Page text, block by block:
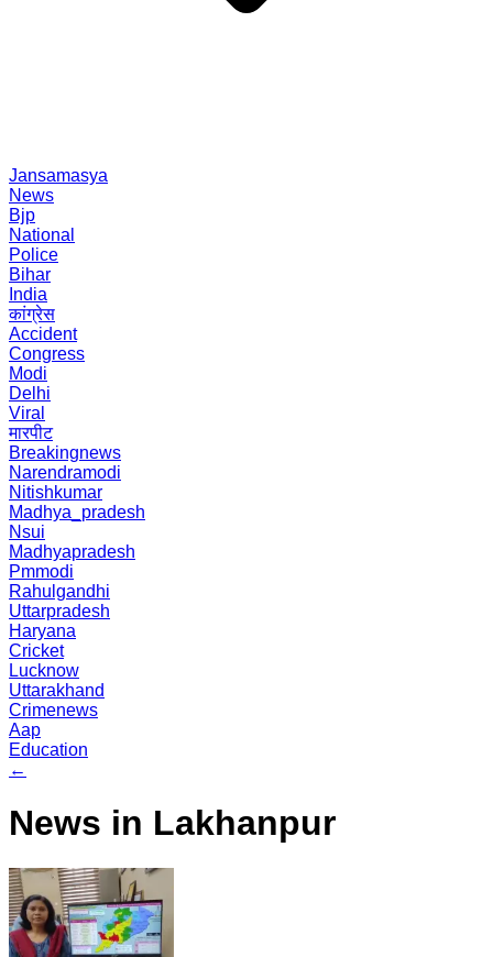
Jansamasya
News
Bjp
National
Police
Bihar
India
कांग्रेस
Accident
Congress
Modi
Delhi
Viral
मारपीट
Breakingnews
Narendramodi
Nitishkumar
Madhya_pradesh
Nsui
Madhyapradesh
Pmmodi
Rahulgandhi
Uttarpradesh
Haryana
Cricket
Lucknow
Uttarakhand
Crimenews
Aap
Education
←
News in Lakhanpur